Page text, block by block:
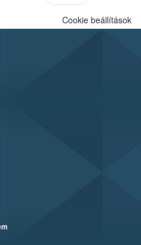
Cookie beállítások